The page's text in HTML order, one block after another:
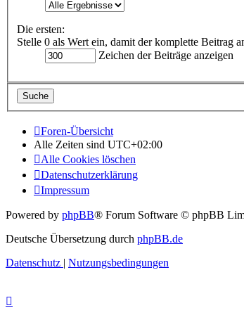
Die ersten:
Stelle 0 als Wert ein, damit der komplette Beitrag
Zeichen der Beiträge anzeigen
Foren-Übersicht
Alle Zeiten sind UTC+02:00
Alle Cookies löschen
Datenschutzerklärung
Impressum
Powered by phpBB® Forum Software © phpBB
Deutsche Übersetzung durch phpBB.de
Datenschutz | Nutzungsbedingungen